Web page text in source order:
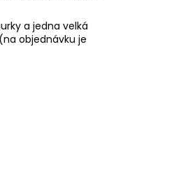
a jedna velká
objednávku je